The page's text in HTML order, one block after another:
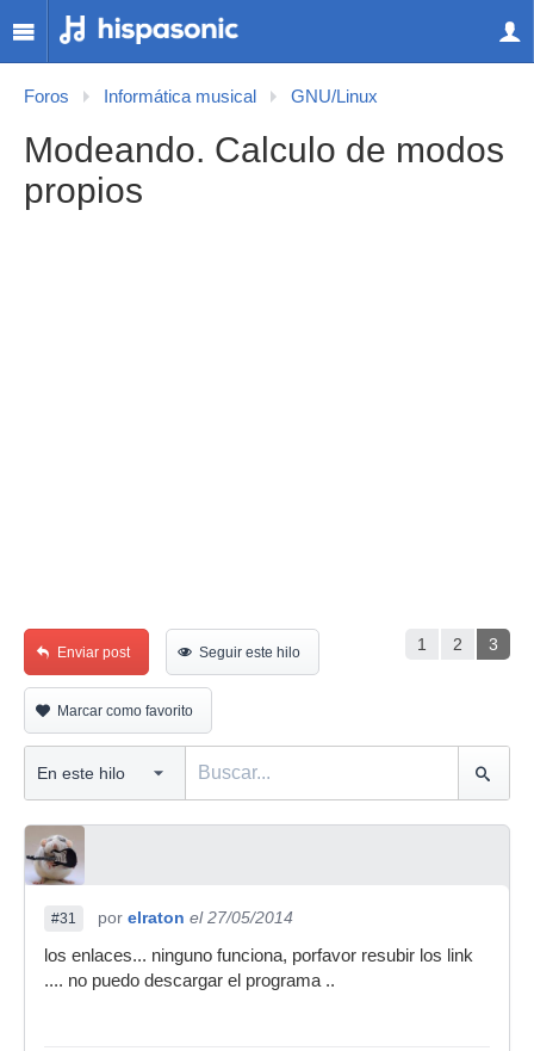
Foros Informática musical GNU/Linux
Modeando. Calculo de modos
propios
1 2 3
Enviar post Seguir este hilo
Marcar como favorito
#31 por elraton el 27/05/2014
los enlaces... ninguno funciona, porfavor resubir los link
.... no puedo descargar el programa ..